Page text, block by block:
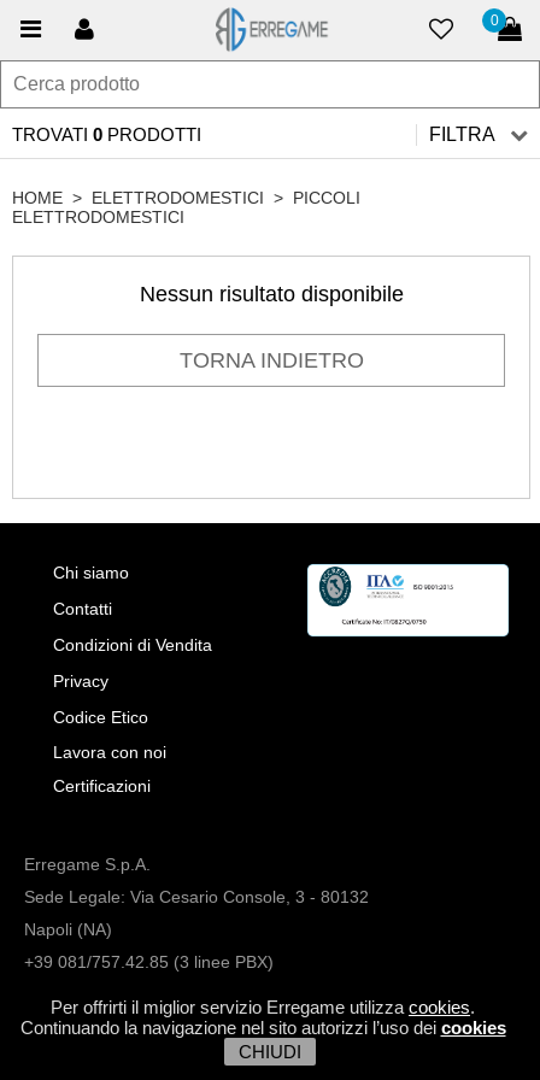
Per offrirti il miglior servizio Erregame utilizza cookies.
Continuando la navigazione nel sito autorizzi l’uso dei cookies
CHIUDI
0
TROVATI 0 PRODOTTI FILTRA
HOME > ELETTRODOMESTICI > PICCOLI
ELETTRODOMESTICI
Nessun risultato disponibile
TORNA INDIETRO
Chi siamo
Contatti
Condizioni di Vendita
Privacy
Codice Etico
Lavora con noi
Certificazioni
Erregame S.p.A.
Sede Legale: Via Cesario Console, 3 - 80132
Napoli (NA)
+39 081/757.42.85 (3 linee PBX)